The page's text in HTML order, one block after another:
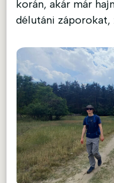
korán, akár már
délutáni záporokat,